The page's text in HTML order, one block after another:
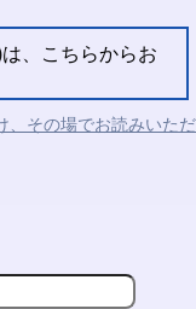
、こちらからお
、その場でお読みいただ